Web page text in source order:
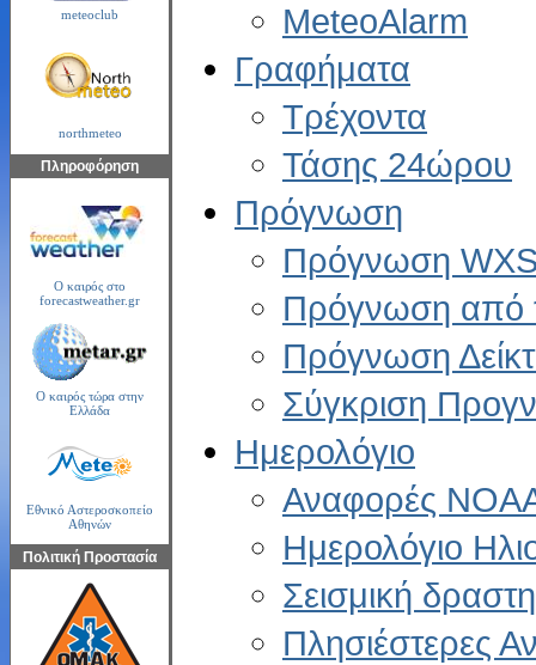
meteoclub
northmeteo
Πληροφόρηση
Ο καιρός στο
forecastweather.gr
Ο καιρός τώρα στην
Ελλάδα
Εθνικό Αστεροσκοπείο
Αθηνών
Πολιτική Προστασία
MeteoAlarm
Γραφήματα
Τρέχοντα
Τάσης 24ώρου
Πρόγνωση
Πρόγνωση
Πρόγνωση από
Πρόγνωση
Σύγκριση
Ημερολόγιο
Αναφορές
Ημερολόγιο
Σεισμική
Πλησιέστερες